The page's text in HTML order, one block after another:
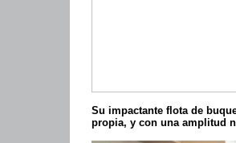
Su impactante flota de
propia, y con una amplitud